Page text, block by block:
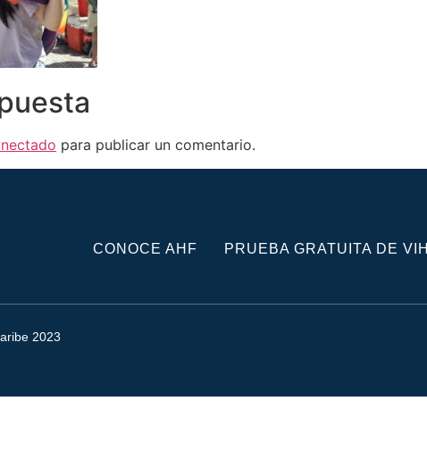
para publicar un comentario.
CONOCE AHF PRUEBA GRATUITA DE VIH
2023